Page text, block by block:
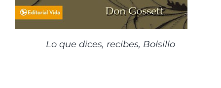
Lo que dices, recibes, Bolsillo